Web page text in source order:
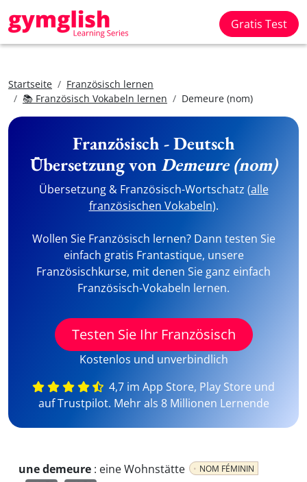
Gratis Test
Startseite
Französisch lernen
📚 Französisch Vokabeln lernen
Demeure (nom)
Französisch - Deutsch
Übersetzung vonDemeure (nom)
Übersetzung & Französisch-Wortschatz (alle
französischen Vokabeln).
Wollen Sie Französisch lernen? Dann testen Sie
einfach gratis Frantastique, unsere
Französischkurse, mit denen Sie ganz einfach
Französisch-Vokabeln lernen.
Testen Sie Ihr Französisch
Kostenlos und unverbindlich
4,7 im App Store, Play Store und
auf Trustpilot. Mehr als 8 Millionen Lernende
une demeure : eine Wohnstätte
NOM FÉMININ